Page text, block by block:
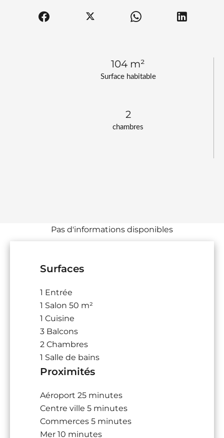
Surface habitable
104 m²
chambres
2
Pas d'informations disponibles
Surfaces
1 Entrée
1 Salon 50 m²
1 Cuisine
3 Balcons
2 Chambres
1 Salle de bains
Proximités
Aéroport 25 minutes
Centre ville 5 minutes
Commerces 5 minutes
Mer 10 minutes